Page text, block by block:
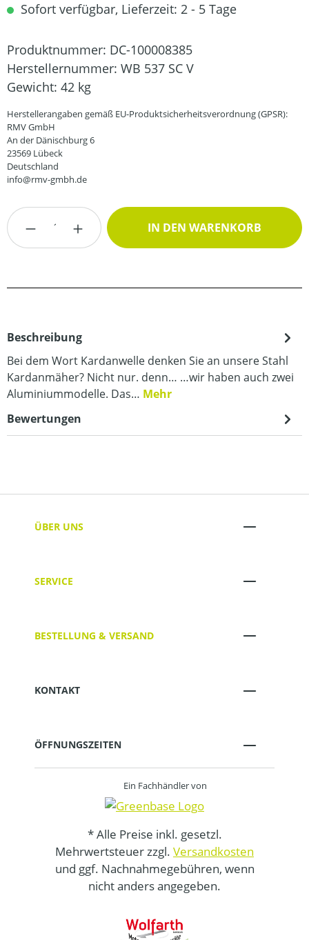
Sofort verfügbar, Lieferzeit: 2 - 5 Tage
Produktnummer: DC-100008385
Herstellernummer: WB 537 SC V
Gewicht: 42 kg
Herstellerangaben gemäß EU-Produktsicherheitsverordnung (GPSR):
RMV GmbH
An der Dänischburg 6
23569 Lübeck
Deutschland
info@rmv-gmbh.de
Produkt Anzahl: Gib den gewünschten
IN DEN WARENKORB
Beschreibung
Bei dem Wort Kardanwelle denken Sie an unsere Stahl
Kardanmäher? Nicht nur. denn… …wir haben auch zwei
Aluminiummodelle. Das… Mehr
Bewertungen
ÜBER UNS
SERVICE
BESTELLUNG & VERSAND
KONTAKT
ÖFFNUNGSZEITEN
Ein Fachhändler von
* Alle Preise inkl. gesetzl.
Mehrwertsteuer zzgl. Versandkosten
und ggf. Nachnahmegebühren, wenn
nicht anders angegeben.